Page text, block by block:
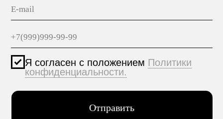
наличии правовых оснований в соответствии с ч.1